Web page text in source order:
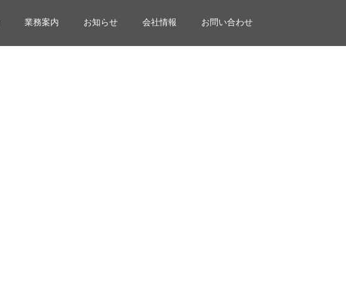
業務案内 お知らせ 会社情報 お問い合わせ